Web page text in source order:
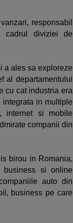
responsabil
cadrul diviziei de
a ales sa exploreze
al departamentului
cu cat industria era
in multiple
internet si mobile
companii din
birou in Romania,
si online
auto din
business pe care